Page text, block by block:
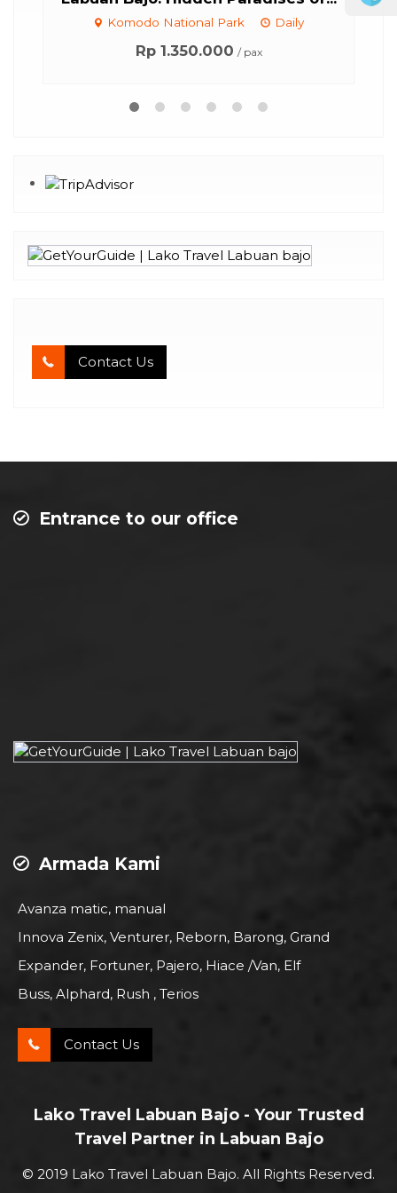
Komodo National Park Daily
Rp 1.350.000 / pax
Contact Us
Entrance to our office
Armada Kami
Avanza matic, manual
Innova Zenix, Venturer, Reborn, Barong, Grand
Expander, Fortuner, Pajero, Hiace /Van, Elf
Buss, Alphard, Rush , Terios
Contact Us
Lako Travel Labuan Bajo - Your Trusted
Travel Partner in Labuan Bajo
© 2019 Lako Travel Labuan Bajo. All Rights Reserved.